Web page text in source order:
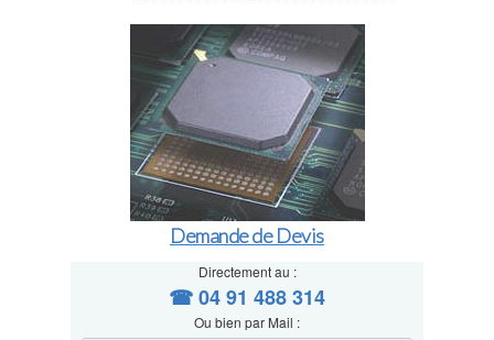
Demande de Devis
Directement au :
☎ 04 91 488 314
Ou bien par Mail :